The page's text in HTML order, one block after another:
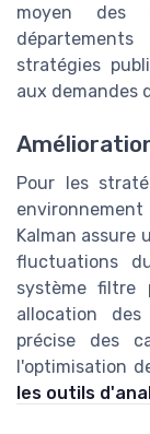
moyen des
stratégies
aux demandes
Pour les
Kalman assure
fluctuations
système filtre
allocation
précise des
l'optimisation
les outils